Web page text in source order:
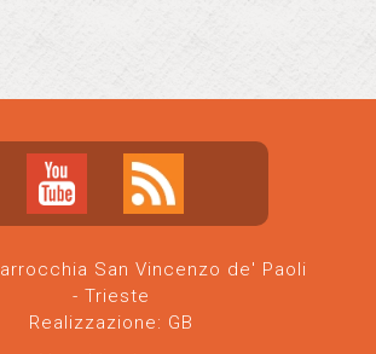
San Vincenzo de' Paoli
- Trieste
Realizzazione: GB